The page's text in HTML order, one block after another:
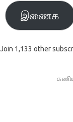
இணைக
Join 1,133 other